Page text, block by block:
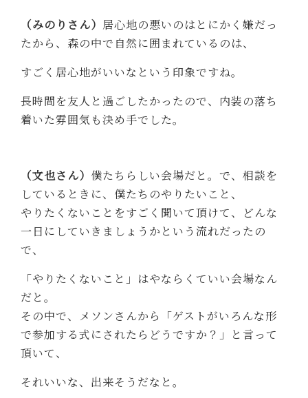
（みのりさん） 居心地の悪いのはとにかく嫌だっ
たから、森の中で自然に囲まれているのは、
すごく居心地がいいなという印象ですね。
長時間を友人と過ごしたかったので、内装の落ち
着いた雰囲気も決め手でした。
（文也さん） 僕たちらしい会場だと。で、相談を
しているときに、僕たちのやりたいこと、
やりたくないことをすごく聞いて頂けて、どんな
一日にしていきましょうかという流れだったの
で、
「やりたくないこと」はやならくていい会場なん
だと。
その中で、メソンさんから「ゲストがいろんな形
で参加する式にされたらどうですか？」と言って
頂いて、
それいいな、出来そうだなと。